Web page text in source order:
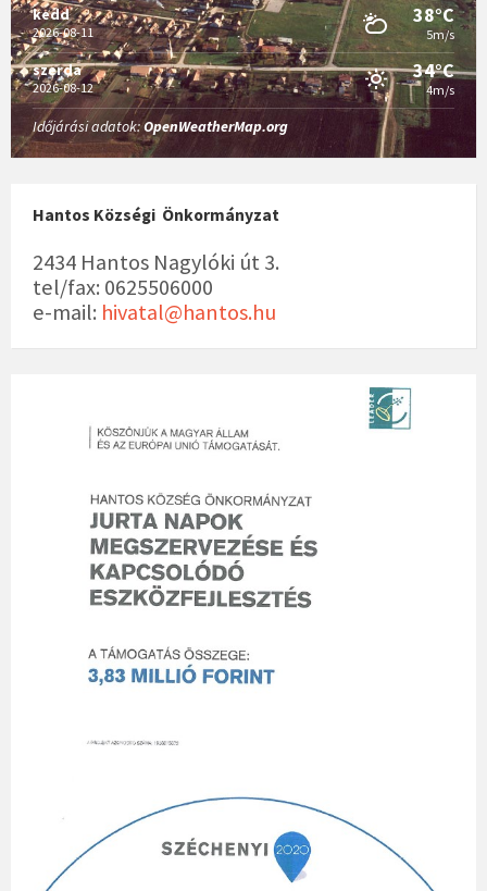
a
v
i
g
á
c
kedd
2026-08-11
38°C
5m/s
szerda
2026-08-12
34°C
4m/s
Időjárási adatok:OpenWeatherMap.org
Hantos Községi Önkormányzat
2434 Hantos Nagylóki út 3.
tel/fax: 0625506000
e-mail: hivatal@hantos.hu